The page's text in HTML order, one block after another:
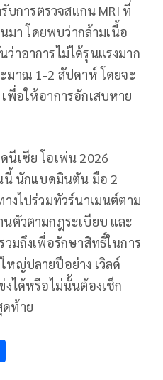
บการตรวจสแกน MRI ที่
มา โดยพบว่ากล้ามเนื้อ
าอาการไม่ได้รุนแรงมาก
มาณ 1-2 สัปดาห์ โดยจะ
พื่อให้อาการอักเสบหาย
นีเซีย โอเพ่น 2026
นี้ นักแบดมินตัน มือ 2
งไปร่วมทัวร์นาเมนต์ตาม
นตัวตามกฎระเบียบ และ
มถึงเพื่อรักษาสิทธิ์ในการ
หญ่ปลายปีอย่าง เวิลด์
ได้หรือไม่นั้นต้องเช็ก
ท้าย